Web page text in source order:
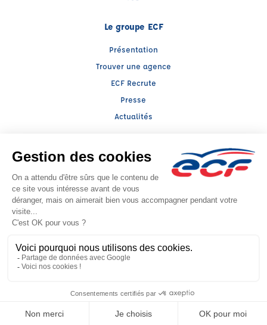
Le groupe ECF
Présentation
Trouver une agence
ECF Recrute
Presse
Actualités
Facebook (nouvelle fenêtre)
Instagram (nouvelle fenêtre)
Raison sociale : ALIX FORMATION - Capital social: 145000€
SIREN: 422490904 - Numéro de TVA intracommunautaire: FR 11 422490904
Agrément n°E0202604860